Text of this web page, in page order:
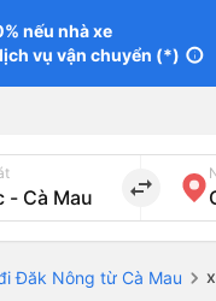
nếu nhà xe
vụ vận chuyển (*) info
import_export
Đăk Nông từ Cà Mau